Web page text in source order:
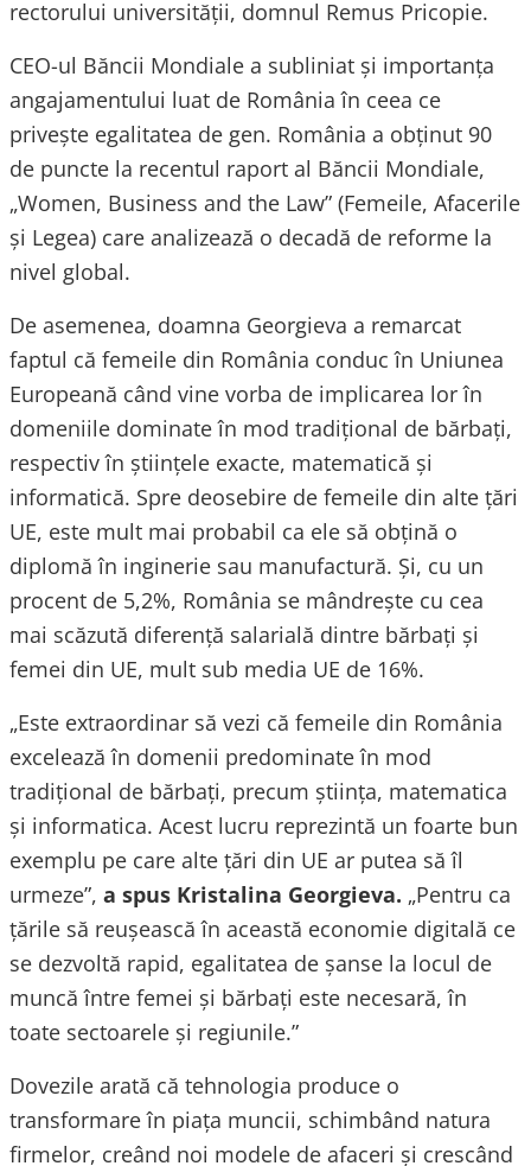
rectorului universității, domnul Remus Pricopie.
CEO-ul Băncii Mondiale a subliniat și importanța
angajamentului luat de România în ceea ce
privește egalitatea de gen. România a obținut 90
de puncte la recentul raport al Băncii Mondiale,
„Women, Business and the Law” (Femeile, Afacerile
și Legea) care analizează o decadă de reforme la
nivel global.
De asemenea, doamna Georgieva a remarcat
faptul că femeile din România conduc în Uniunea
Europeană când vine vorba de implicarea lor în
domeniile dominate în mod tradițional de bărbați,
respectiv în științele exacte, matematică și
informatică. Spre deosebire de femeile din alte țări
UE, este mult mai probabil ca ele să obțină o
diplomă în inginerie sau manufactură. Și, cu un
procent de 5,2%, România se mândrește cu cea
mai scăzută diferență salarială dintre bărbați și
femei din UE, mult sub media UE de 16%.
„Este extraordinar să vezi că femeile din România
excelează în domenii predominate în mod
tradițional de bărbați, precum știința, matematica
și informatica. Acest lucru reprezintă un foarte bun
exemplu pe care alte țări din UE ar putea să îl
urmeze”, a spus Kristalina Georgieva. „Pentru ca
țările să reușească în această economie digitală ce
se dezvoltă rapid, egalitatea de șanse la locul de
muncă între femei și bărbați este necesară, în
toate sectoarele și regiunile.”
Dovezile arată că tehnologia produce o
transformare în piața muncii, schimbând natura
firmelor, creând noi modele de afaceri și crescând